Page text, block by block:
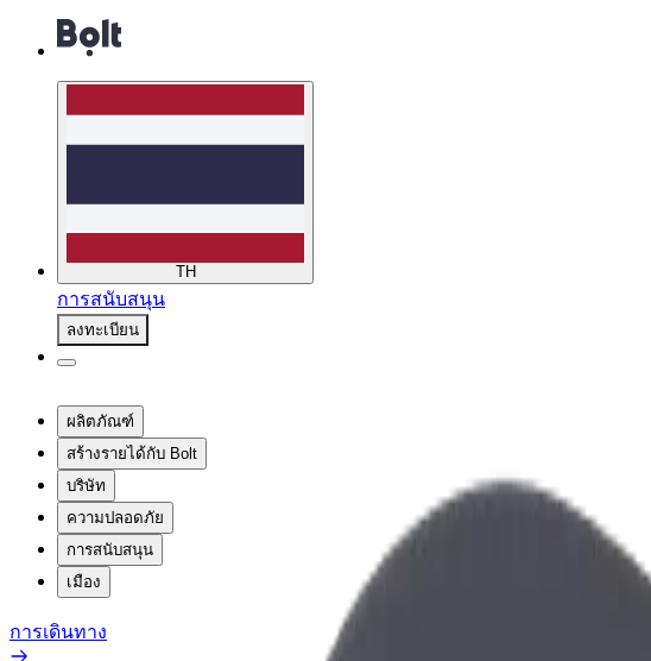
TH
การสนับสนุน
ลงทะเบียน
ผลิตภัณฑ์
สร้างรายได้กับ Bolt
บริษัท
ความปลอดภัย
การสนับสนุน
เมือง
การเดินทาง